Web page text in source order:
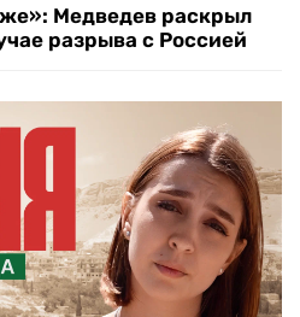
Медведев раскрыл
разрыва с Россией